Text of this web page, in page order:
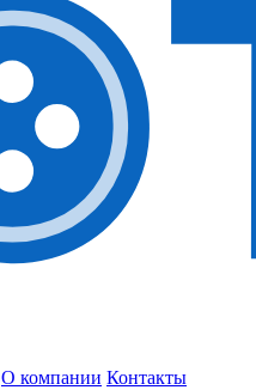
О компании Контакты